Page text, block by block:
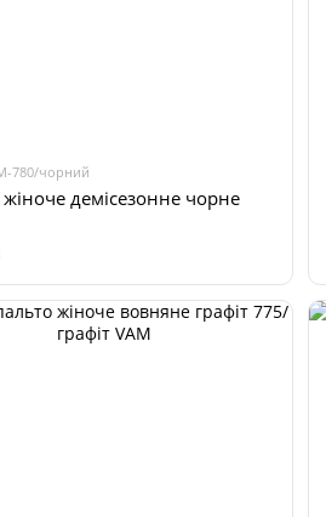
780/чорний
демісезонне чорне